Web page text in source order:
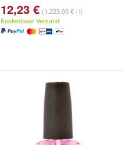
12,23 € (1.223,00 € / l)
Kostenloser Versand